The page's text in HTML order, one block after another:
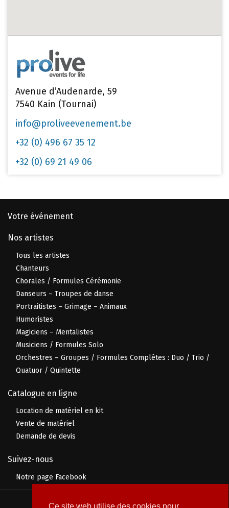
Avenue d’Audenarde, 59
7540 Kain (Tournai)
info@proliveevenement.be
+32 (0) 496 67 35 12
+32 (0) 69 21 49 06
Votre événement
Nos artistes
Tous les artistes
Chanteurs
Chorales / Formules Cérémonie
Danseurs – Troupes de danse
Portraitistes – Grimage – Animaux
Humoristes
Magiciens – Mentalistes
Musiciens / Formules Solo
Orchestres – Groupes / Formules Complètes : Duo / Trio /
Quatuor / Quintette
Catalogue en ligne
Location de matériel en kit
Vente de matériel
Demande de devis
Suivez-nous
Notre page Facebook
© 2026 Prolive Événement